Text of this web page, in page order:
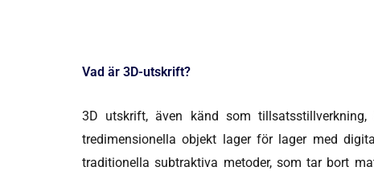
Vad är 3D-utskrift?
3D utskrift, även känd som
tredimensionella objekt lager för lager med
traditionella subtraktiva metoder, som tar bort